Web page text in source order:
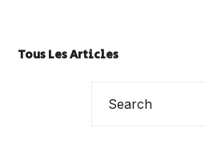
Tous Les Articles